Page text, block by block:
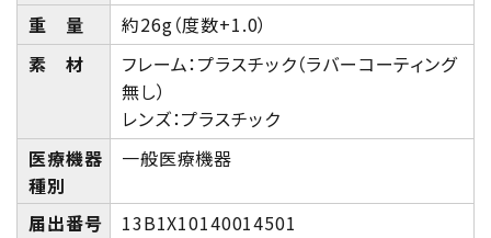
重 量
約26g（度数+1.0）
素 材
フレーム：プラスチック（ラバーコーティング
無し）
レンズ：プラスチック
医療機器
種別
一般医療機器
届出番号
13B1X10140014501